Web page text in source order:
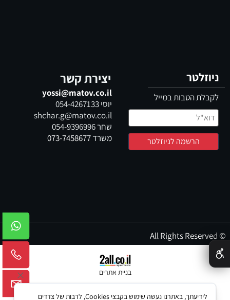
ניוזלטר
לקבלת הטבות במייל
יצירת קשר
yossi@matov.co.il
יוסי054-4267133
shchar.g@matov.co.il
שחר054-9396996
משרד073-7458677
© All Rights Reserved
בניית אתרים
✕
לידיעתך, באתרנו נעשה שימוש בקבצי Cookies, לרבות של צדדים